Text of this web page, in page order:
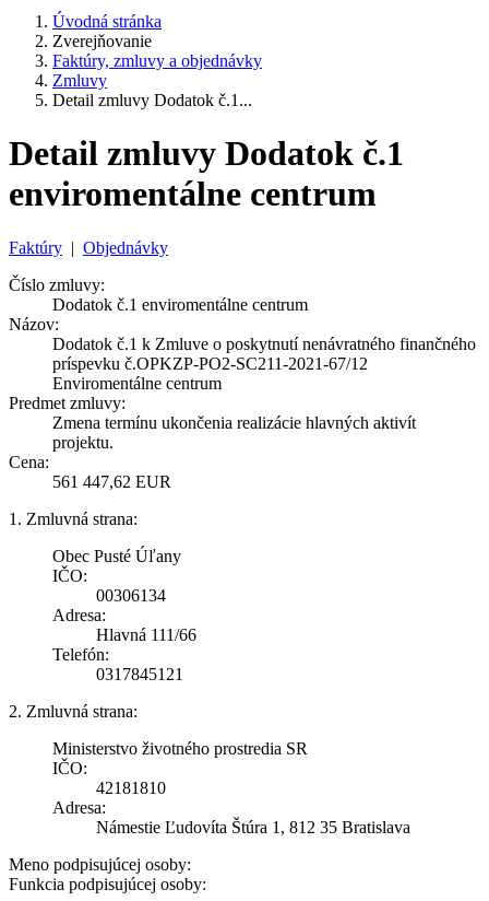
Úvodná stránka
Zverejňovanie
Faktúry, zmluvy a objednávky
Zmluvy
Detail zmluvy Dodatok č.1...
Detail zmluvy Dodatok č.1
enviromentálne centrum
Faktúry | Objednávky
Číslo zmluvy:
Dodatok č.1 enviromentálne centrum
Názov:
Dodatok č.1 k Zmluve o poskytnutí nenávratného finančného
príspevku č.OPKZP-PO2-SC211-2021-67/12
Enviromentálne centrum
Predmet zmluvy:
Zmena termínu ukončenia realizácie hlavných aktivít
projektu.
Cena:
561 447,62 EUR
1. Zmluvná strana:
Obec Pusté Úľany
IČO:
00306134
Adresa:
Hlavná 111/66
Telefón:
0317845121
2. Zmluvná strana:
Ministerstvo životného prostredia SR
IČO:
42181810
Adresa:
Námestie Ľudovíta Štúra 1, 812 35 Bratislava
Meno podpisujúcej osoby:
Funkcia podpisujúcej osoby: